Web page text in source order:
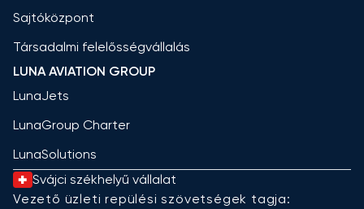
Sajtóközpont
Társadalmi felelősségvállalás
LUNA AVIATION GROUP
LunaJets
LunaGroup Charter
LunaSolutions
Svájci székhelyű vállalat
Vezető üzleti repülési szövetségek tagja: